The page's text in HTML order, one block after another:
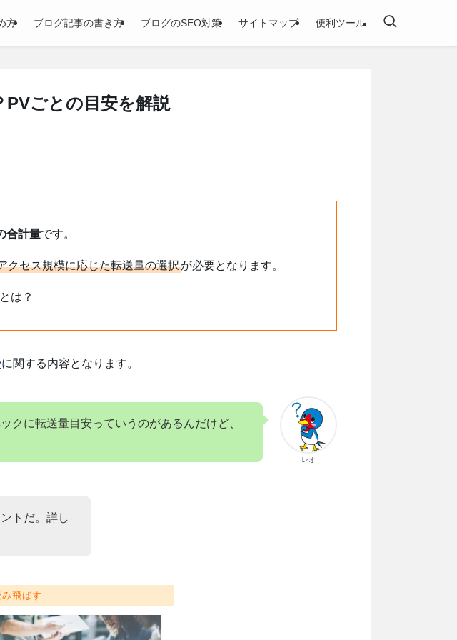
方 ブログ記事の書き方 ブログのSEO対策 サイトマップ 便利ツール
PVごとの目安を解説
合計量です。
クセス規模に応じた転送量の選択が必要となります。
は？
に関する内容となります。
レオ
クに転送量目安っていうのがあるんだけど、
トだ。詳し
飛ばす